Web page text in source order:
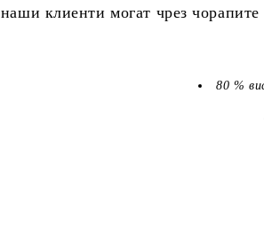
наши клиенти могат чрез
80 %